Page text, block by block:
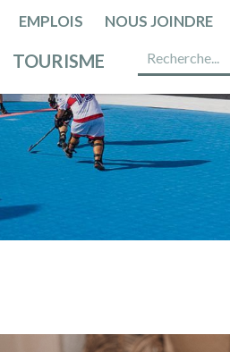
EMPLOIS NOUS JOINDRE
TOURISME